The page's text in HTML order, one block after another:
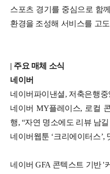
스포츠 경기를 중심으로 함
환경을 조성해 서비스를 고
| 주요 매체 소식
네이버
네이버파이낸셜, 저축은행
네이버 MY플레이스, 로컬
행, “자연 명소에도 리뷰 남
네이버웹툰 ‘크리에이터스’,
네이버 GFA 콘텍스트 기반 '